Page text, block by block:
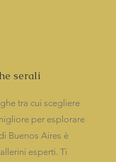
serali
tra cui scegliere
per esplorare
Buenos Aires è
esperti. Ti